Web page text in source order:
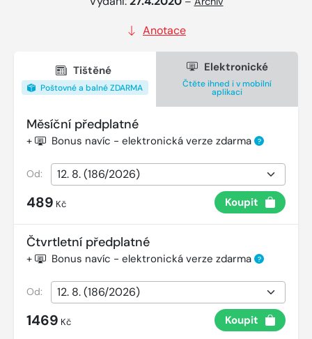
Anotace
Tištěné
Poštovné a balné ZDARMA
Elektronické
Čtěte ihned i v mobilní
aplikaci
Měsíční předplatné
+ Bonus navíc - elektronická verze zdarma ?
Od:
489 Kč Koupit
Čtvrtletní předplatné
+ Bonus navíc - elektronická verze zdarma ?
Od:
1469 Kč Koupit